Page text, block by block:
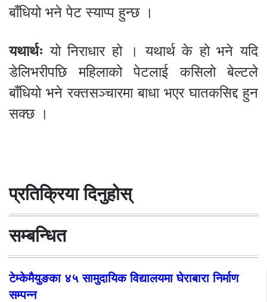
बाँधियो भने पेट स्याप्प हुन्छ ।
यथार्थः यो निराधार हो । यथार्थ के हो भने यदि
डेलिभरीपछि महिलाको पेटलाई कसिलो बेल्टले
बाँधियो भने रक्तसञ्चारमा बाधा भएर घातकसिद्द हुन
सक्छ ।
प्रतिक्रिया दिनुहोस्
सम्बन्धित
टेम्केमैयुङका ४५ सामुदायिक विद्यालयमा घेराबारा निर्माण
सम्पन्न